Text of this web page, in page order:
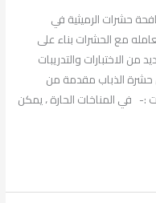
حشرات الرميثية في
مع الحشرات بناء على
الاختبارات والتدريبات
الذباب مقدمة من
:- في المناخات الحارة ، يمكن